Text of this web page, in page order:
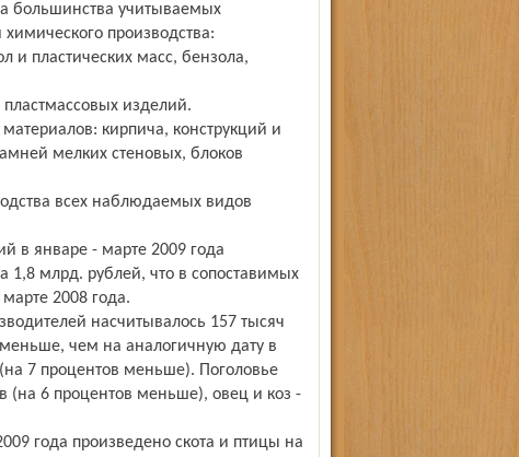
большинства учитываемых
производства:
и пластических масс, бензола,
изделий.
кирпича, конструкций и
мелких стеновых, блоков
всех наблюдаемых видов
в январе - марте 2009 года
1,8 млрд. рублей, что в сопоставимых
2008 года.
насчитывалось 157 тысяч
меньше, чем на аналогичную дату в
7 процентов меньше). Поголовье
(на 6 процентов меньше), овец и коз -
года произведено скота и птицы на